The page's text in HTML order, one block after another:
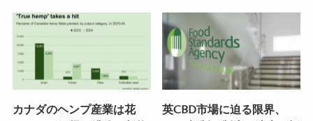
カナダのヘンプ産業は花
英CBD市場に迫る限界、